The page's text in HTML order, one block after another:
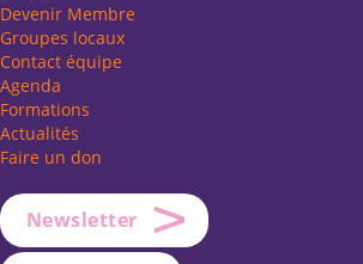
Devenir Membre
Groupes locaux
Contact équipe
Agenda
Formations
Actualités
Faire un don
Newsletter